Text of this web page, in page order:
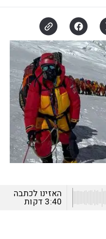
האזינו לכתבה
3:40 דקות